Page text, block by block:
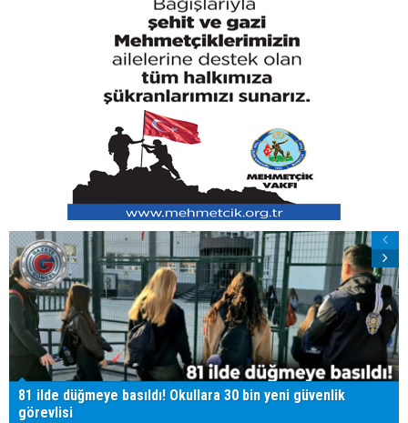
81 ilde düğmeye basıldı! Okullara 30 bin yeni güvenlik
görevlisi